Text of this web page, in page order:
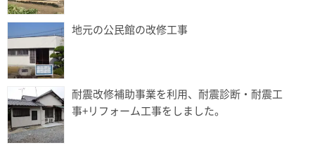
地元の公民館の改修工事
耐震改修補助事業を利用、耐震診断・耐震工
事+リフォーム工事をしました。